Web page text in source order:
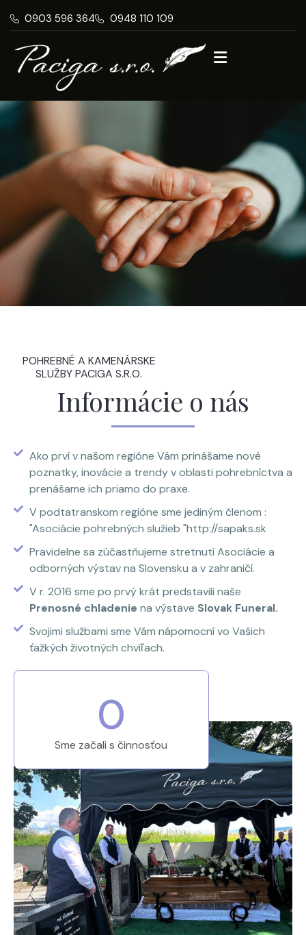
0903 596 364 0948 110 109
POHREBNÉ A KAMENÁRSKE
SLUŽBY PACIGA S.R.O.
Informácie o nás
Ako prví v našom regióne Vám prinášame nové
poznatky, inovácie a trendy v oblasti pohrebníctva a
prenášame ich priamo do praxe.
V podtatranskom regióne sme jediným členom :
"Asociácie pohrebných služieb "http://sapaks.sk
Pravidelne sa zúčastňujeme stretnutí Asociácie a
odborných výstav na Slovensku a v zahraničí.
V r. 2016 sme po prvý krát predstavili naše
Prenosné chladenie na výstave Slovak Funeral.
Svojimi službami sme Vám nápomocní vo Vašich
ťažkých životných chvíľach.
Sme začali s činnosťou
0